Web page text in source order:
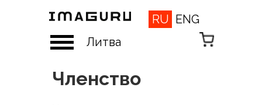
Литва
RU ENG
Членство